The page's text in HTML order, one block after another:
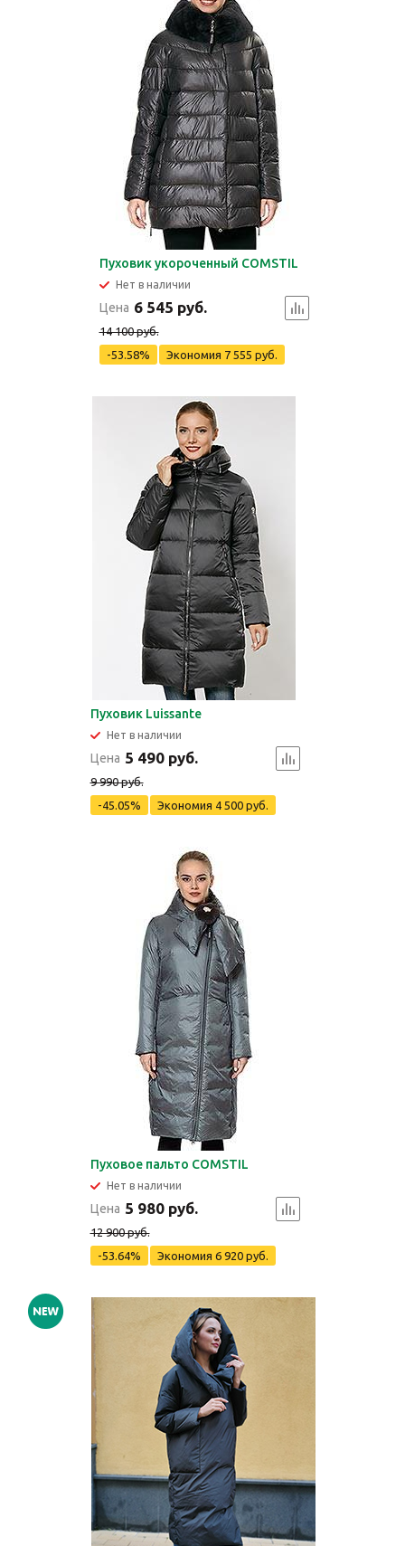
Пуховик укороченный COMSTIL
Нет в наличии
Цена 6 545 руб.
14 100 руб.
-53.58%
Экономия 7 555 руб.
Пуховик Luissante
Нет в наличии
Цена 5 490 руб.
9 990 руб.
-45.05%
Экономия 4 500 руб.
Пуховое пальто COMSTIL
Нет в наличии
Цена 5 980 руб.
12 900 руб.
-53.64%
Экономия 6 920 руб.